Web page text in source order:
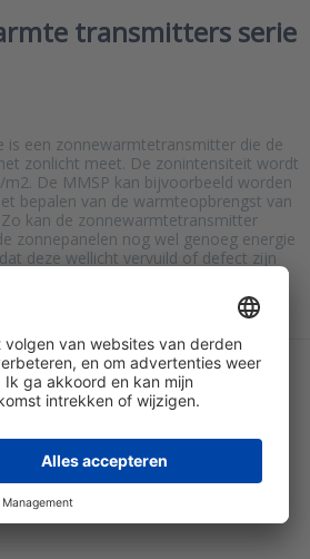
transmitters serie
is een zonnewarmtetransmitter die de
zonlicht meet. De zonintensiteit wordt
De MMSP kan bijvoorbeeld worden
bepalen van de warmteopbrengst van
kan de zonnewarmtetransmitter
zonnepanelen nog wel genoeg energie
deze wellicht vervuild of defect zijn